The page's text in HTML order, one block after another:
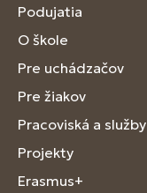
Podujatia
O škole
Pre uchádzačov
Pre žiakov
Pracoviská a služby
Projekty
Erasmus+